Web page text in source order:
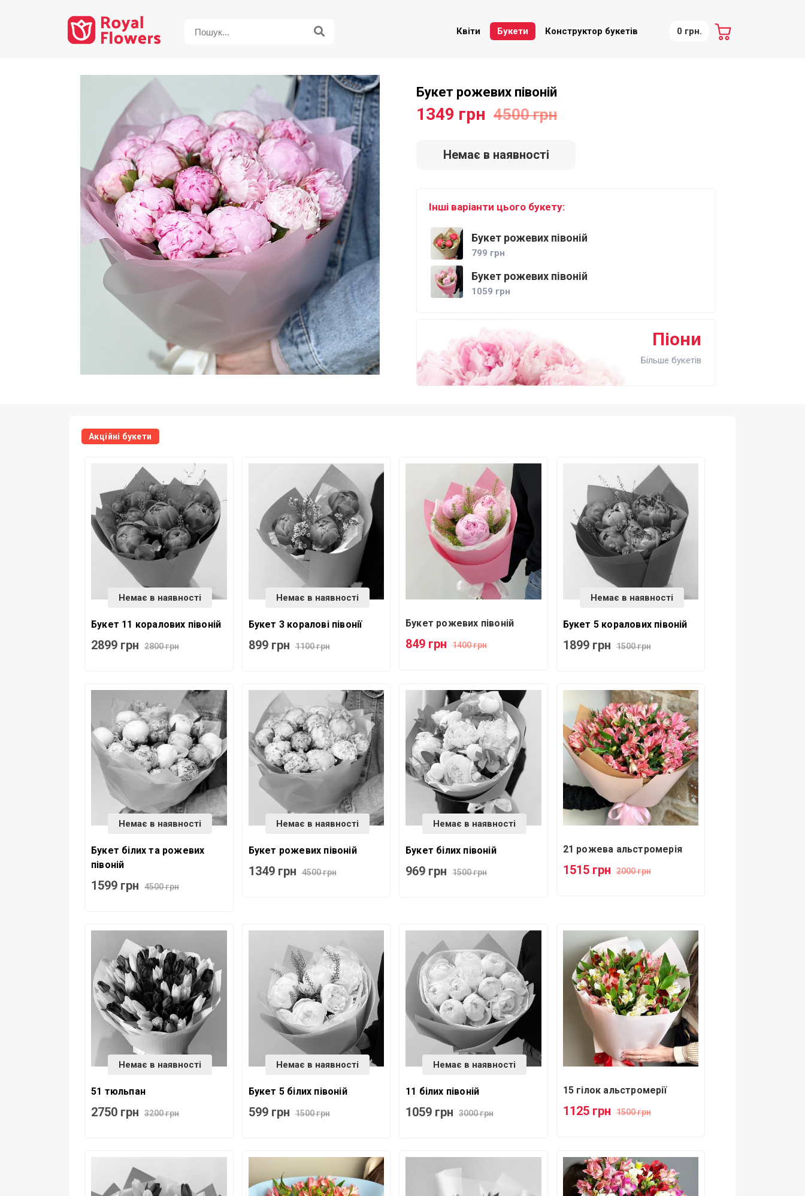
Квіти Букети Конструктор букетів 0 грн.
Букет рожевих півоній
1349 грн 4500 грн
Немає в наявності
Інші варіанти цього букету:
Букет рожевих півоній
799 грн
Букет рожевих півоній
1059 грн
Піони
Більше букетів
Акційні букети
Немає в наявності
Букет 11 коралових півоній
2899 грн 2800 грн
Немає в наявності
Букет 3 коралові півонії
899 грн 1100 грн
Букет рожевих півоній
849 грн 1400 грн
Немає в наявності
Букет 5 коралових півоній
1899 грн 1500 грн
Немає в наявності
Букет білих та рожевих
півоній
1599 грн 4500 грн
Немає в наявності
Букет рожевих півоній
1349 грн 4500 грн
Немає в наявності
Букет білих півоній
969 грн 1500 грн
21 рожева альстромерія
1515 грн 2000 грн
Немає в наявності
51 тюльпан
2750 грн 3200 грн
Немає в наявності
Букет 5 білих півоній
599 грн 1500 грн
Немає в наявності
11 білих півоній
1059 грн 3000 грн
15 гілок альстромерії
1125 грн 1500 грн